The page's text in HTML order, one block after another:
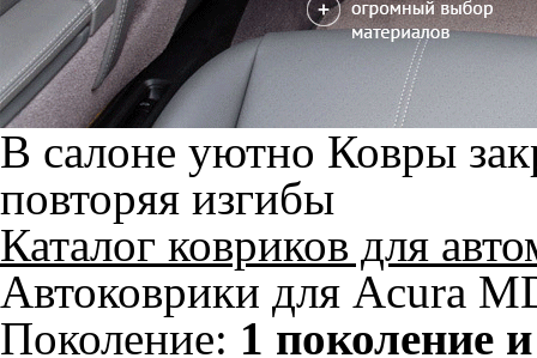
В салоне уютно Ковры
повторяя изгибы
Каталог ковриков для
Автоковрики для Acura
Поколение: 1 поколение